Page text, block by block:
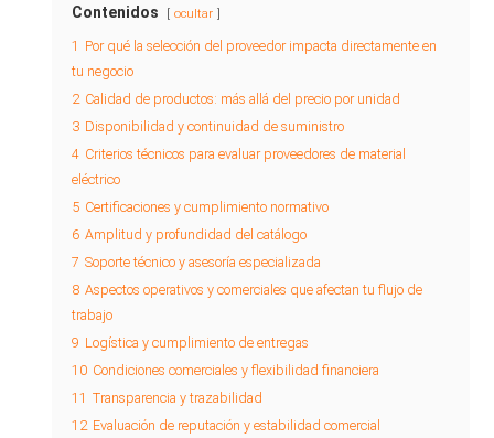
Contenidos ocultar
1 Por qué la selección del proveedor impacta directamente en
tu negocio
2 Calidad de productos: más allá del precio por unidad
3 Disponibilidad y continuidad de suministro
4 Criterios técnicos para evaluar proveedores de material
eléctrico
5 Certificaciones y cumplimiento normativo
6 Amplitud y profundidad del catálogo
7 Soporte técnico y asesoría especializada
8 Aspectos operativos y comerciales que afectan tu flujo de
trabajo
9 Logística y cumplimiento de entregas
10 Condiciones comerciales y flexibilidad financiera
11 Transparencia y trazabilidad
12 Evaluación de reputación y estabilidad comercial